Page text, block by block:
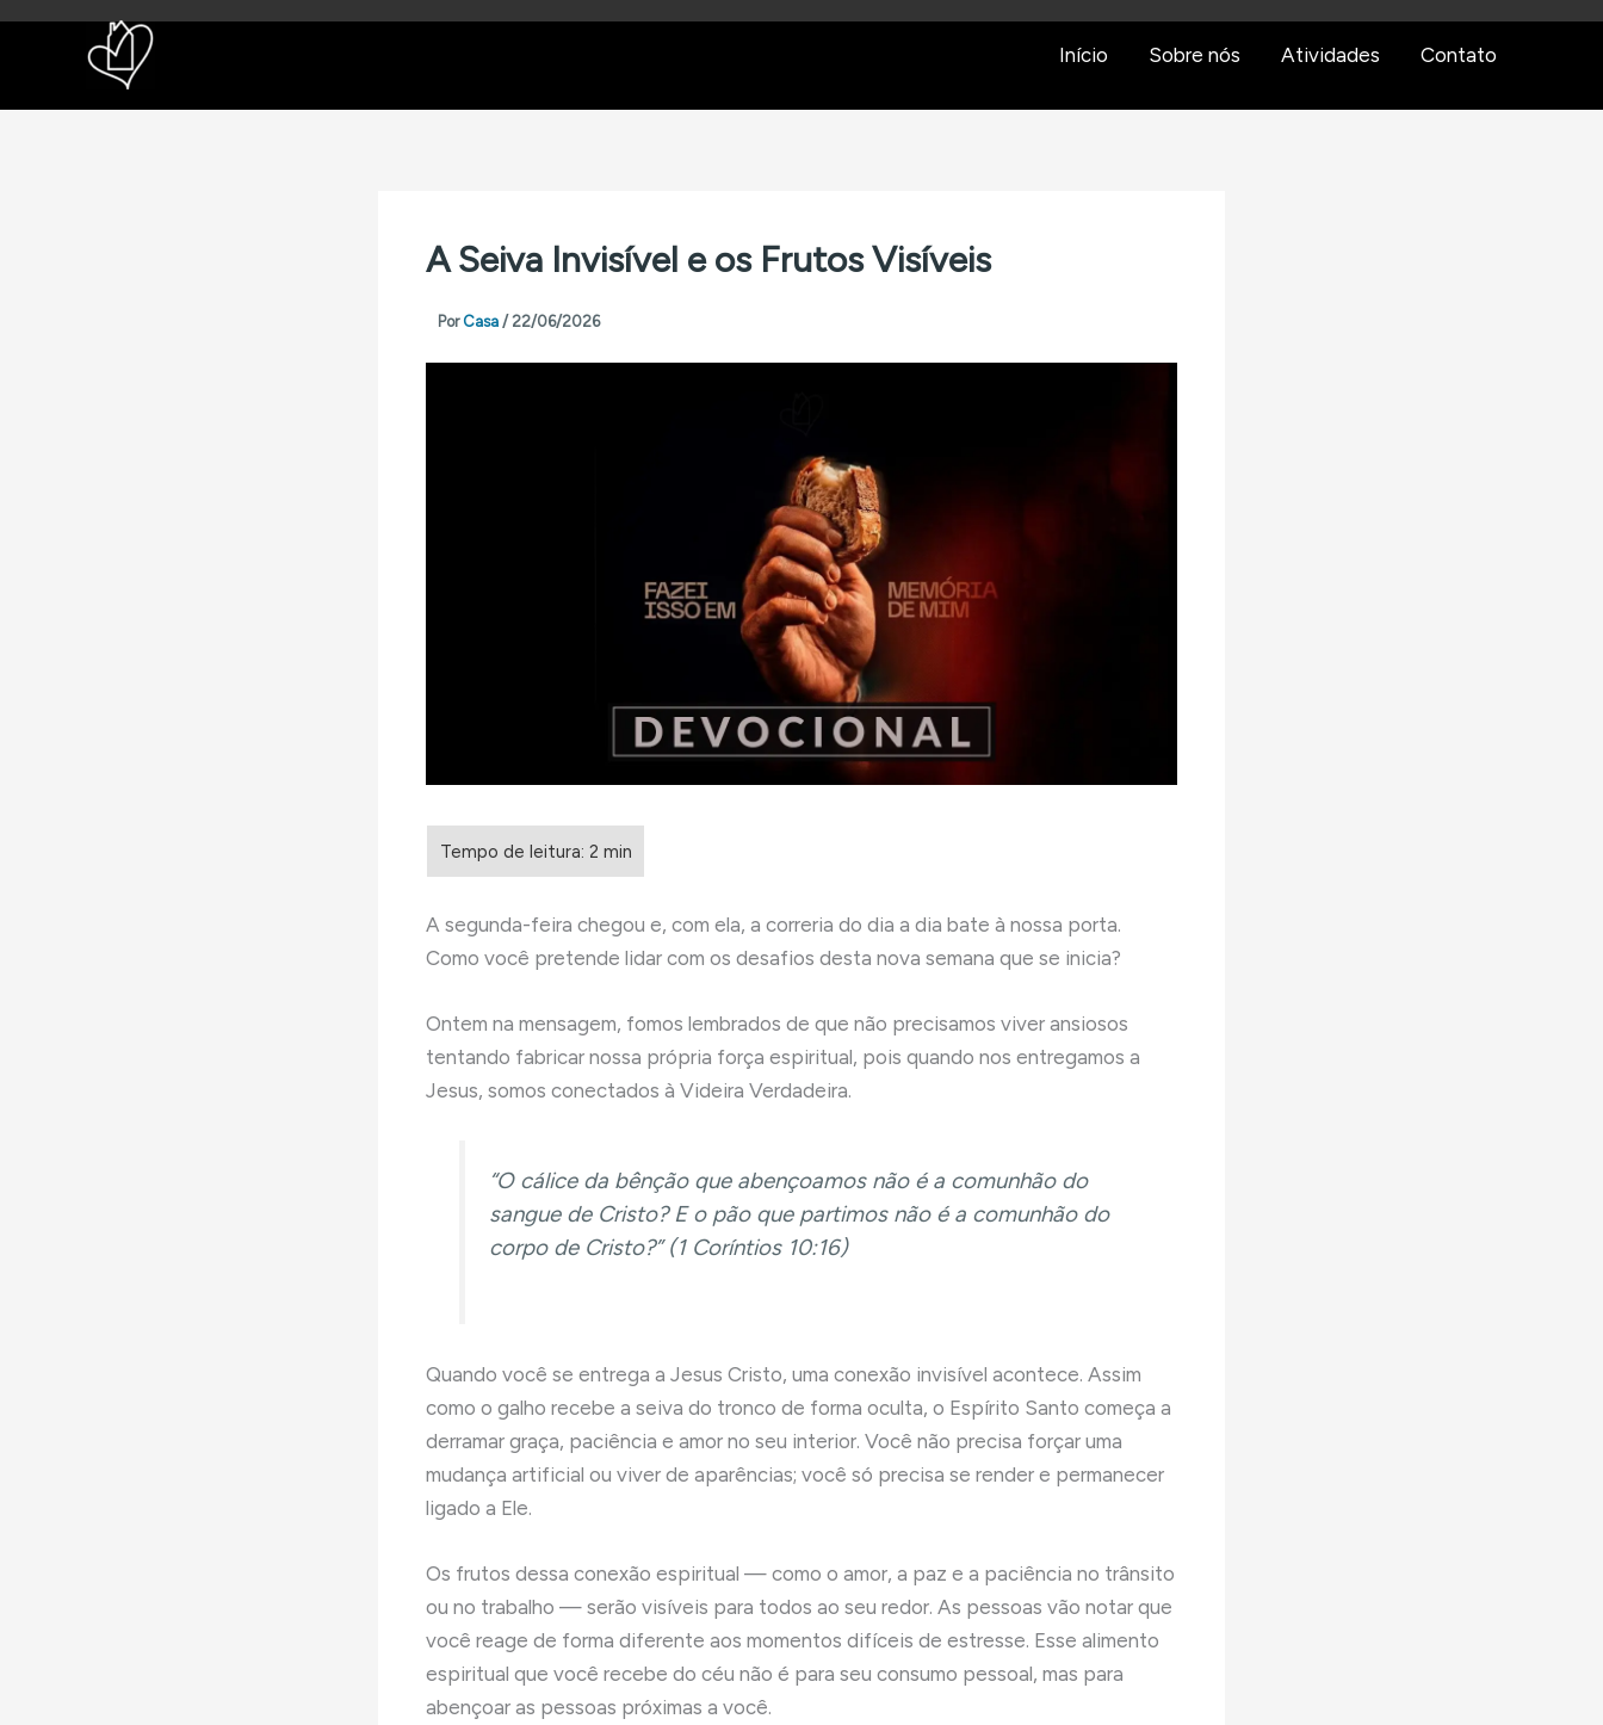
Ir
conteúdo
Início Sobre nós Atividades Contato
A Seiva Invisível e os Frutos Visíveis
Por Casa / 22/06/2026
A segunda-feira chegou e, com ela, a correria do dia a dia bate à nossa porta.
Como você pretende lidar com os desafios desta nova semana que se inicia?
Ontem na mensagem, fomos lembrados de que não precisamos viver ansiosos
tentando fabricar nossa própria força espiritual, pois quando nos entregamos a
Jesus, somos conectados à Videira Verdadeira.
“O cálice da bênção que abençoamos não é a comunhão do
sangue de Cristo? E o pão que partimos não é a comunhão do
corpo de Cristo?” (1 Coríntios 10:16)
Quando você se entrega a Jesus Cristo, uma conexão invisível acontece. Assim
como o galho recebe a seiva do tronco de forma oculta, o Espírito Santo começa a
derramar graça, paciência e amor no seu interior. Você não precisa forçar uma
mudança artificial ou viver de aparências; você só precisa se render e permanecer
ligado a Ele.
Os frutos dessa conexão espiritual — como o amor, a paz e a paciência no trânsito
ou no trabalho — serão visíveis para todos ao seu redor. As pessoas vão notar que
você reage de forma diferente aos momentos difíceis de estresse. Esse alimento
espiritual que você recebe do céu não é para seu consumo pessoal, mas para
abençoar as pessoas próximas a você.